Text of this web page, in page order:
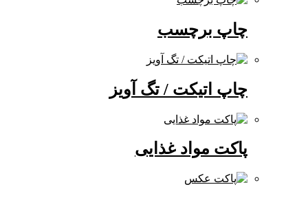
چاپ برچسب
چاپ اتیکت / تگ آویز
پاکت مواد غذایی